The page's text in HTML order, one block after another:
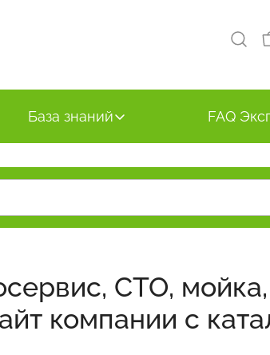
База знаний FAQ
СТО,
компании с